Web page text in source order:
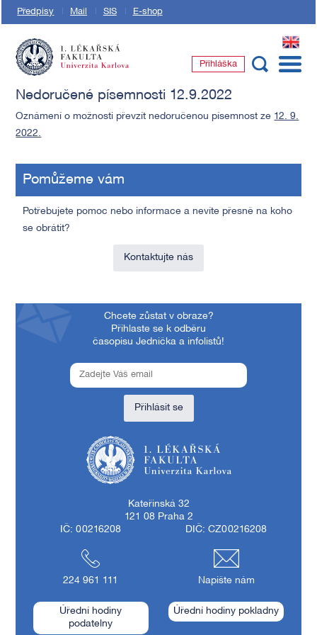
Předpisy Mail SIS E-shop
EN
Přihláška
Nedoručené písemnosti 12.9.2022
Oznámení o možnosti převzít nedoručenou písemnost ze 12. 9.
2022.
Pomůžeme vám
Potřebujete pomoc nebo informace a nevíte přesně na koho
se obrátit?
Kontaktujte nás
Chcete zůstat v obraze?
Přihlaste se k odběru
časopisu Jednička a infolistů!
Přihlásit se
Kateřinská 32
121 08 Praha 2
IČ: 00216208
DIČ: CZ00216208
224 961 111 Napište nám
Úřední hodiny
podatelny
Úřední hodiny pokladny